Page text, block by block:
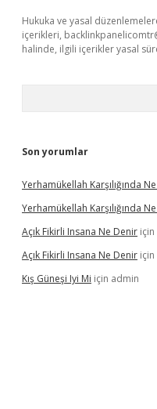
Hukuka ve yasal
içerikleri,
halinde, ilgili içerikler yasal
Son yorumlar
Yerhamükellah Karşılığında
Yerhamükellah Karşılığında
Açık Fikirli Insana Ne Denir için
Açık Fikirli Insana Ne Denir için
Kış Güneşi Iyi Mi için admin